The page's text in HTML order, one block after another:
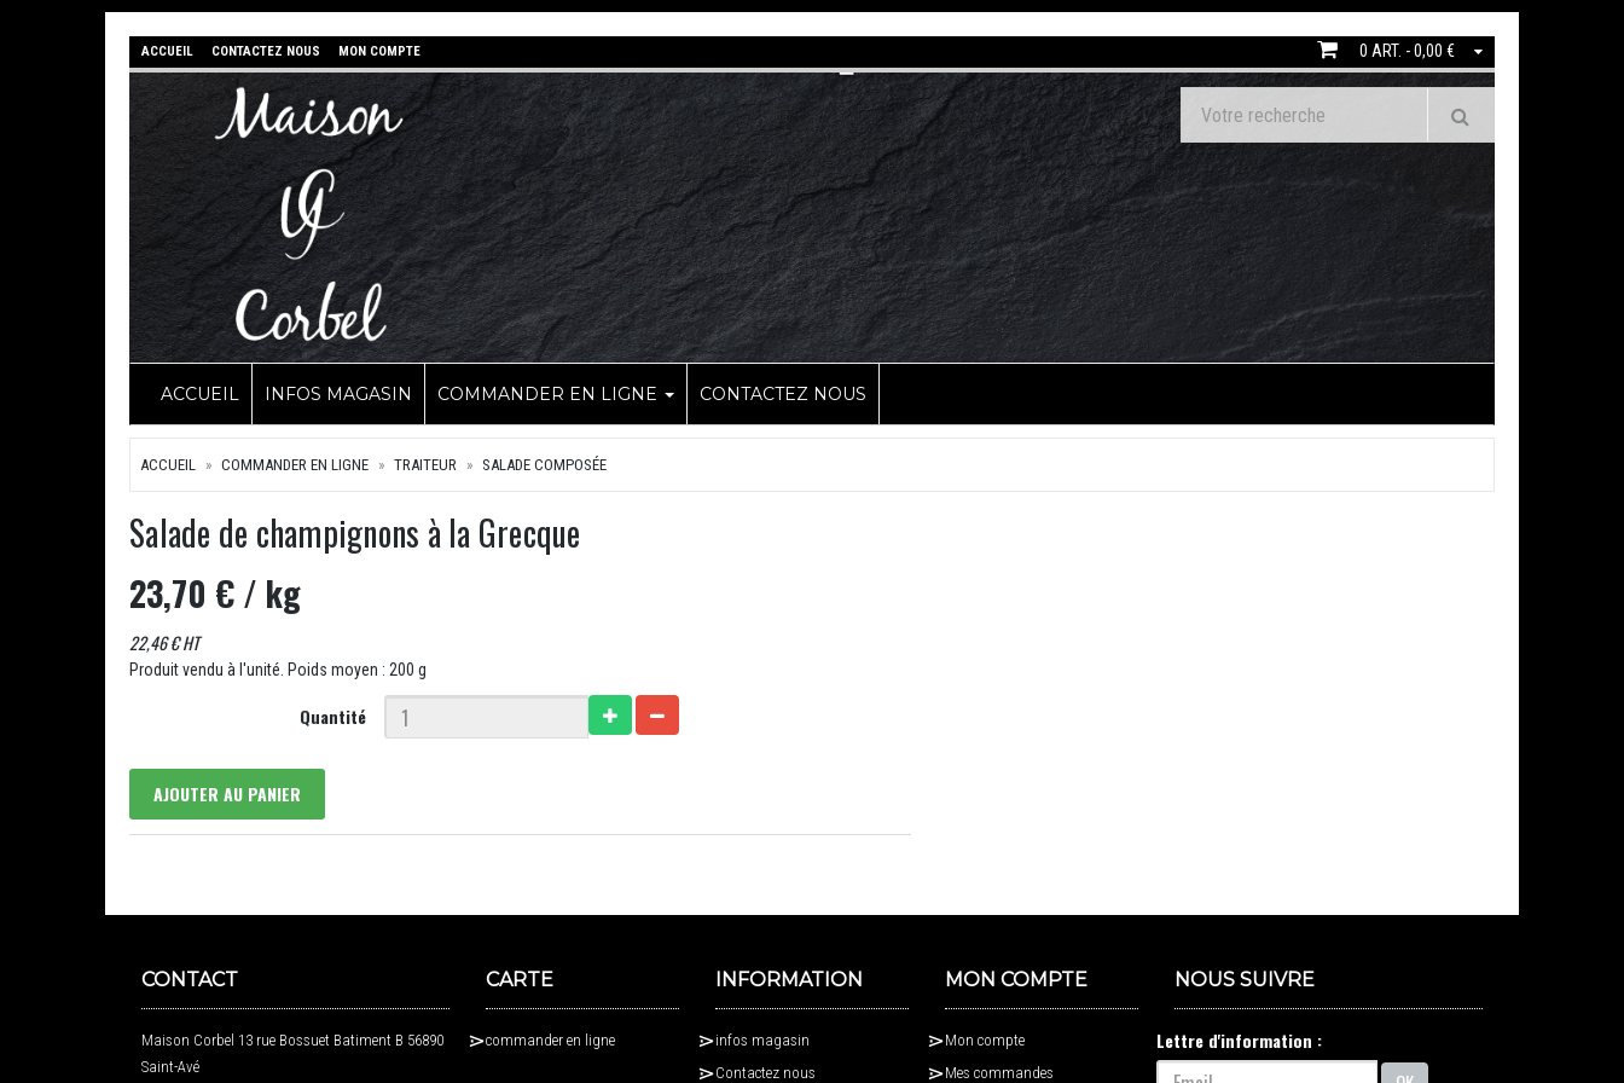
ACCUEIL CONTACTEZ NOUS MON COMPTE 0 ART. - 0,00 €
ACCUEIL INFOS MAGASIN COMMANDER EN LIGNE CONTACTEZ NOUS
ACCUEIL COMMANDER EN LIGNE TRAITEUR SALADE COMPOSÉE
Salade de champignons à la Grecque
23,70 €/ kg
22,46 € HT
Produit vendu à l'unité. Poids moyen : 200 g
Quantité
AJOUTER AU PANIER
CONTACT
Maison Corbel 13 rue Bossuet Batiment B 56890
Saint-Avé
CARTE
commander en ligne
INFORMATION
infos magasin
Contactez nous
MON COMPTE
Mon compte
Mes commandes
NOUS SUIVRE
Lettre d'information :